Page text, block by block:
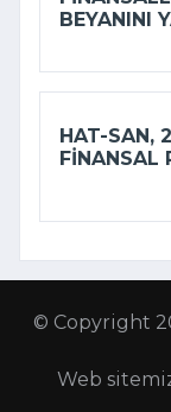
BEYANINI
HAT-SAN,
FINANSAL
© Copyright
Web